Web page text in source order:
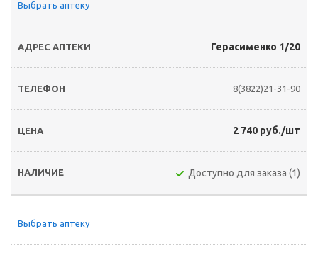
Выбрать аптеку
Герасименко 1/20
8(3822)21-31-90
2 740 руб./шт
Доступно для заказа (1)
Выбрать аптеку